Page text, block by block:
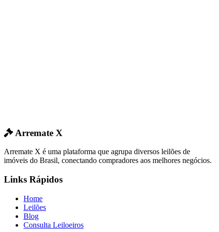
Arremate X
Arremate X é uma plataforma que agrupa diversos leilões de
imóveis do Brasil, conectando compradores aos melhores negócios.
Links Rápidos
Home
Leilões
Blog
Consulta Leiloeiros